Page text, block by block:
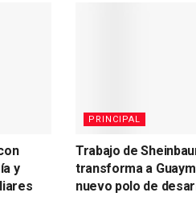
y
PRINCIPAL
Trabajo de
transforma a
nuevo polo de